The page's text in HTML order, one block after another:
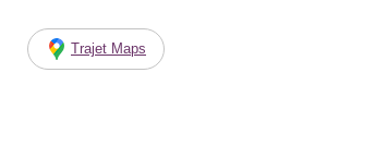
Trajet Maps